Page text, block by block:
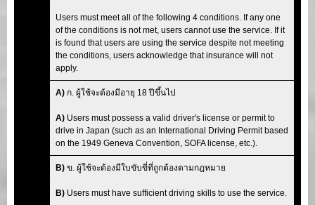
Users must meet all of the following 4 conditions. If any one
of the conditions is not met, users cannot use the service. If it
is found that users are using the service despite not meeting
the conditions, users acknowledge that insurance will not
apply.
A) ก. ผู้ใช้จะต้องมีอายุ 18 ปีขึ้นไป
A) Users must possess a valid driver's license or permit to
drive in Japan (such as an International Driving Permit based
on the 1949 Geneva Convention, SOFA license, etc.).
B) ข. ผู้ใช้จะต้องมีใบขับขี่ที่ถูกต้องตามกฎหมาย
B) Users must have sufficient driving skills to use the service.